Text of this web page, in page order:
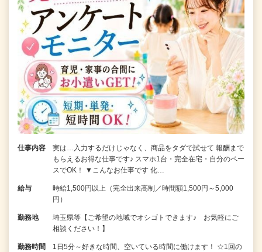
仕事内容
実は…入力するだけじゃなく、商品をタダで試せて 報酬まで
もらえるお得な仕事です♪ スマホ1台・完全在宅・自分のペー
スでOK！ ▼こんなお仕事です 化…
給与
時給1,500円以上（完全出来高制／時間額1,500円～5,000
円）
勤務地
埼玉県等【ご希望の地域でオシゴトできます♪ お気軽にご
相談ください！】
勤務時間
1日5分～好きな時間、空いている時間に働けます！ ☆1回の